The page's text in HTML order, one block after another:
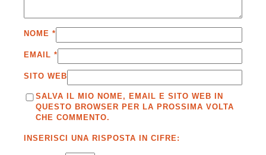
NOME *
EMAIL *
SITO WEB
SALVA IL MIO NOME, EMAIL E SITO WEB IN
QUESTO BROWSER PER LA PROSSIMA VOLTA
CHE COMMENTO.
INSERISCI UNA RISPOSTA IN CIFRE: